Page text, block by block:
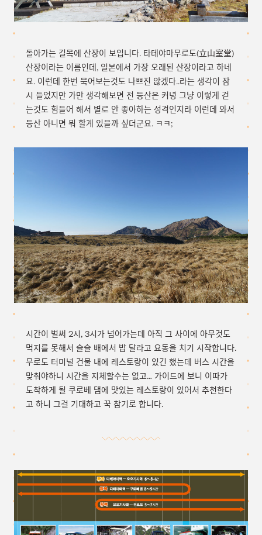
돌아가는 길목에 산장이 보입니다. 타테야마무로도(立山室堂)
산장이라는 이름인데, 일본에서 가장 오래된 산장이라고 하네
요. 이런데 한번 묵어보는것도 나쁘진 않겠다..라는 생각이 잠
시 들었지만 가만 생각해보면 전 등산은 커녕 그냥 이렇게 걷
는것도 힘들어 해서 별로 안 좋아하는 성격인지라 이런데 와서
등산 아니면 뭐 할게 있을까 싶더군요. ㅋㅋ;
시간이 벌써 2시, 3시가 넘어가는데 아직 그 사이에 아무것도
먹지를 못해서 슬슬 배에서 밥 달라고 요동을 치기 시작합니다.
무로도 터미널 건물 내에 레스토랑이 있긴 했는데 버스 시간을
맞춰야하니 시간을 지체할수는 없고… 가이드에 보니 이따가
도착하게 될 쿠로베 댐에 맛있는 레스토랑이 있어서 추천한다
고 하니 그걸 기대하고 꾹 참기로 합니다.